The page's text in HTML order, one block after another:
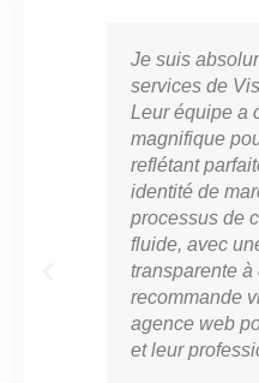
Je suis
services de
Leur équipe a
magnifique
reflétant
identité de
processus de
fluide, avec
transparente
recommande
agence web
et leur